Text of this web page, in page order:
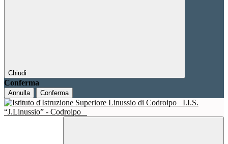
Chiudi
Conferma
Annulla Conferma
I.I.S.
“J.Linussio” - Codroipo